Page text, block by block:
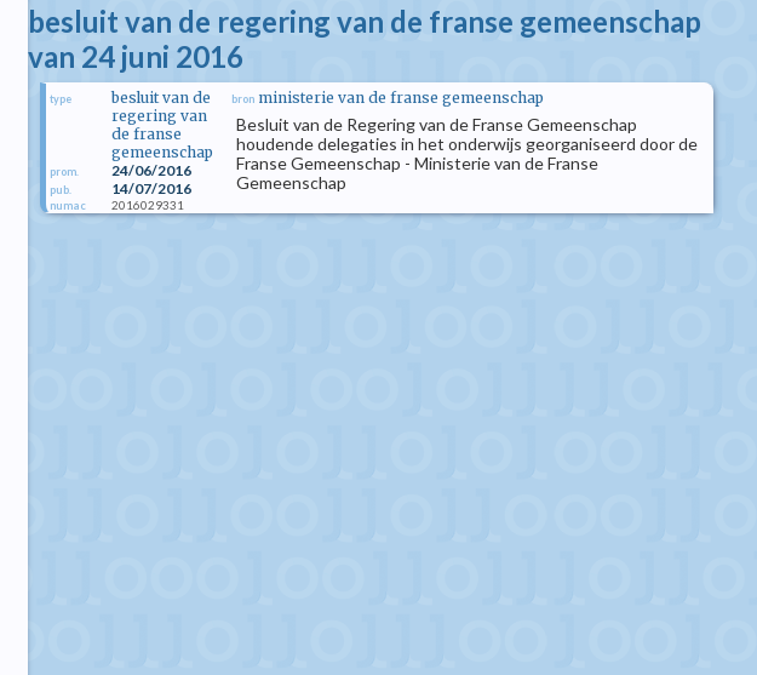
besluit van de regering van de franse gemeenschap
van 24 juni 2016
type
besluit van de
regering van
de franse
gemeenschap
prom. 24/06/2016
pub. 14/07/2016
numac 2016029331
bron ministerie van de franse gemeenschap
Besluit van de Regering van de Franse Gemeenschap
houdende delegaties in het onderwijs georganiseerd door de
Franse Gemeenschap - Ministerie van de Franse
Gemeenschap